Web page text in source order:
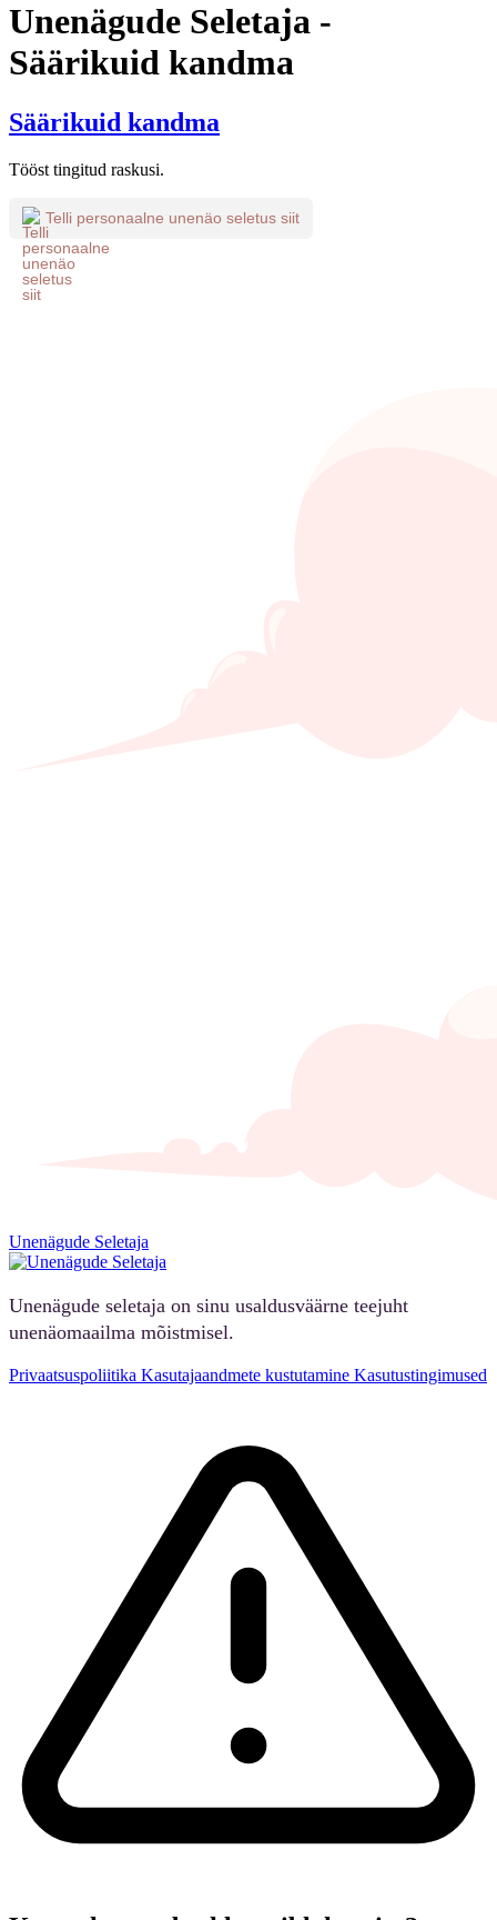
Unenägude Seletaja -
Säärikuid kandma
Säärikuid kandma
Tööst tingitud raskusi.
Telli personaalne unenäo seletus siit
Unenägude Seletaja
Unenägude seletaja on sinu usaldusväärne teejuht
unenäomaailma mõistmisel.
Privaatsuspoliitika Kasutajaandmete kustutamine Kasutustingimused